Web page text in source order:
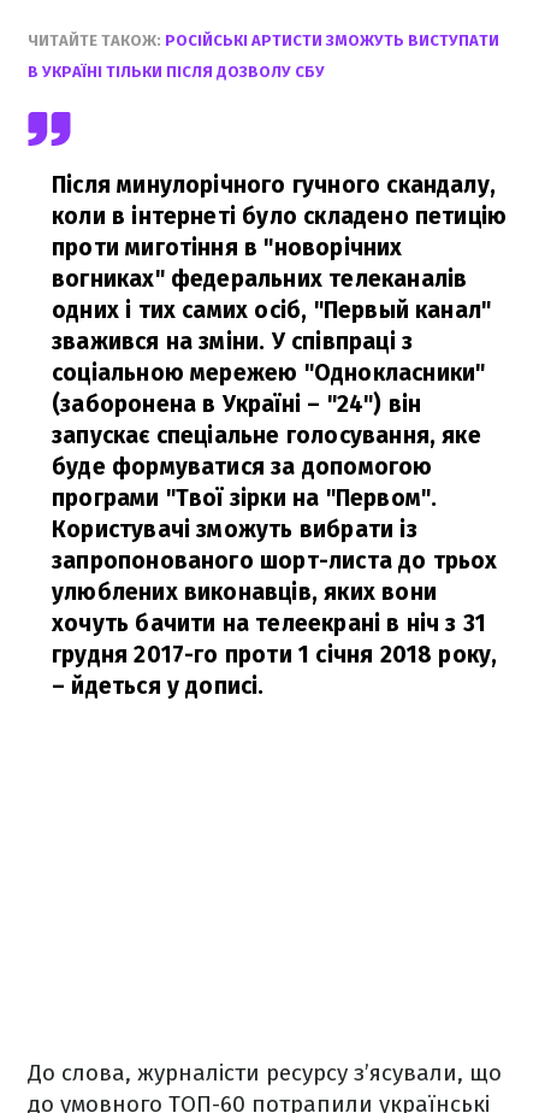
ЧИТАЙТЕ ТАКОЖ: РОСІЙСЬКІ АРТИСТИ ЗМОЖУТЬ ВИСТУПАТИ
В УКРАЇНІ ТІЛЬКИ ПІСЛЯ ДОЗВОЛУ СБУ
Після минулорічного гучного скандалу,
коли в інтернеті було складено петицію
проти миготіння в "новорічних
вогниках" федеральних телеканалів
одних і тих самих осіб, "Первый канал"
зважився на зміни. У співпраці з
соціальною мережею "Однокласники"
(заборонена в Україні – "24") він
запускає спеціальне голосування, яке
буде формуватися за допомогою
програми "Твої зірки на "Первом".
Користувачі зможуть вибрати із
запропонованого шорт-листа до трьох
улюблених виконавців, яких вони
хочуть бачити на телеекрані в ніч з 31
грудня 2017-го проти 1 січня 2018 року,
– йдеться у дописі.
До слова, журналісти ресурсу з’ясували, що
до умовного ТОП-60 потрапили українські